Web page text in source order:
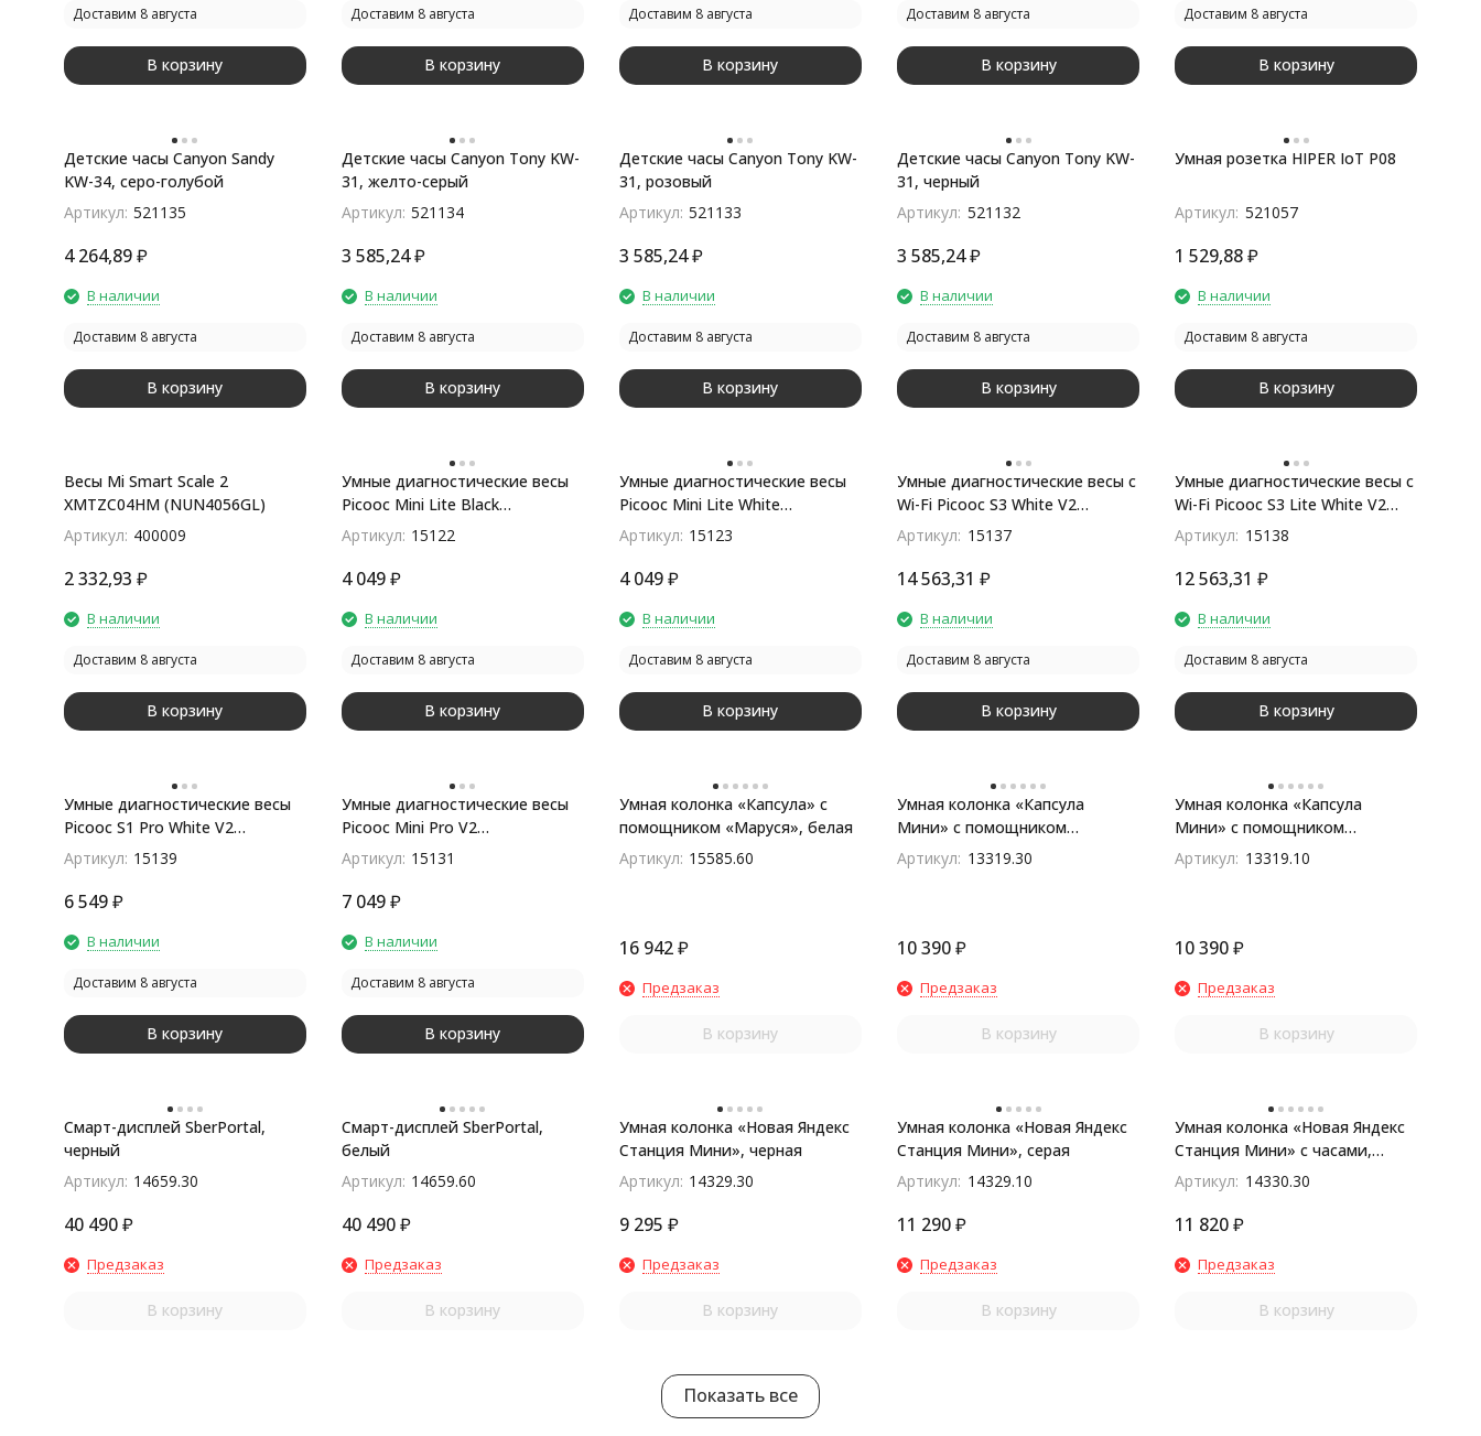
Доставим 8 августа
В корзину
Доставим 8 августа
В корзину
Доставим 8 августа
В корзину
Доставим 8 августа
В корзину
Доставим 8 августа
В корзину
Детские часы Canyon Sandy
KW-34, серо-голубой
Артикул: 521135
4 264,89 ₽
В наличии
Доставим 8 августа
В корзину
Детские часы Canyon Tony KW-
31, желто-серый
Артикул: 521134
3 585,24₽
В наличии
Доставим 8 августа
В корзину
Детские часы Canyon Tony KW-
31, розовый
Артикул: 521133
3 585,24₽
В наличии
Доставим 8 августа
В корзину
Детские часы Canyon Tony KW-
31, черный
Артикул: 521132
3 585,24₽
В наличии
Доставим 8 августа
В корзину
Умная розетка HIPER IoT P08
Артикул: 521057
1 529,88₽
В наличии
Доставим 8 августа
В корзину
Весы Mi Smart Scale 2
XMTZC04HM (NUN4056GL)
Артикул: 400009
2 332,93 ₽
В наличии
Доставим 8 августа
В корзину
Умные диагностические весы
Picooc Mini Lite Black
(6924917717469), черный
Артикул: 15122
4 049₽
В наличии
Доставим 8 августа
В корзину
Умные диагностические весы
Picooc Mini Lite White
(6924917717339), белый
Артикул: 15123
4 049₽
В наличии
Доставим 8 августа
В корзину
Умные диагностические весы с
Wi-Fi Picooc S3 White V2
(6924917717346), белый
Артикул: 15137
14 563,31 ₽
В наличии
Доставим 8 августа
В корзину
Умные диагностические весы с
Wi-Fi Picooc S3 Lite White V2
(6924917717353), белый
Артикул: 15138
12 563,31 ₽
В наличии
Доставим 8 августа
В корзину
Умные диагностические весы
Picooc S1 Pro White V2
(6924917717384), белый
Артикул: 15139
6 549 ₽
В наличии
Доставим 8 августа
В корзину
Умные диагностические весы
Picooc Mini Pro V2
(6924917717377), белый
Артикул: 15131
7 049₽
В наличии
Доставим 8 августа
В корзину
Умная колонка «Капсула» с
помощником «Маруся», белая
Артикул: 15585.60
16 942₽
Предзаказ
В корзину
Умная колонка «Капсула
Мини» с помощником
«Маруся», темно-серая
Артикул: 13319.30
10 390₽
Предзаказ
В корзину
Умная колонка «Капсула
Мини» с помощником
«Маруся», светло-серая
Артикул: 13319.10
10 390₽
Предзаказ
В корзину
Смарт-дисплей SberPortal,
черный
Артикул: 14659.30
40 490 ₽
Предзаказ
В корзину
Смарт-дисплей SberPortal,
белый
Артикул: 14659.60
40 490₽
Предзаказ
В корзину
Умная колонка «Новая Яндекс
Станция Мини», черная
Артикул: 14329.30
9 295 ₽
Предзаказ
В корзину
Умная колонка «Новая Яндекс
Станция Мини», серая
Артикул: 14329.10
11 290₽
Предзаказ
В корзину
Умная колонка «Новая Яндекс
Станция Мини» с часами,
черная
Артикул: 14330.30
11 820₽
Предзаказ
В корзину
Показать все